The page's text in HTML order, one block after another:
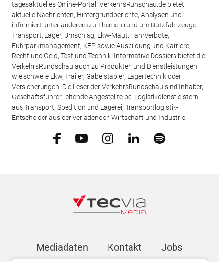
tagesaktuelles Online-Portal. VerkehrsRunschau.de bietet
aktuelle Nachrichten, Hintergrundberichte, Analysen und
informiert unter anderem zu Themen rund um Nutzfahrzeuge,
Transport, Lager, Umschlag, Lkw-Maut, Fahrverbote,
Fuhrparkmanagement, KEP sowie Ausbildung und Karriere,
Recht und Geld, Test und Technik. Informative Dossiers bietet die
VerkehrsRundschau auch zu Produkten und Dienstleistungen
wie schwere Lkw, Trailer, Gabelstapler, Lagertechnik oder
Versicherungen. Die Leser der VerkehrsRundschau sind Inhaber,
Geschäftsführer, leitende Angestellte bei Logistikdienstleistern
aus Transport, Spedition und Lagerei, Transportlogistik-
Entscheider aus der verladenden Wirtschaft und Industrie.
Mediadaten Kontakt Jobs